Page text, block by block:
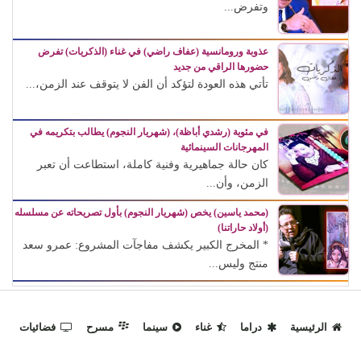
وتفرض...
عذوبة ورومانسية (عفاف راضي) في غناء (الذكريات) تفرض
حضورها الراقي من جديد
تأتي هذه العودة لتؤكد أن الفن لا يتوقف عند الزمن،...
في مئوية (رشدي أباظة)، (شهريار النجوم) يطالب بتكريمه في
المهرجانات السينمائية
كان حالة جماهيرية وفنية كاملة، استطاعت أن تعبر
الزمن، وأن...
(محمد ياسين) يخص (شهريار النجوم) بأول تصريحاته عن مسلسله
(أولاد حاراتنا)
* المخرج الكبير يكشف مفاجآت المشروع: عمرو سعد
منتج وليس...
الرئيسية دراما غناء سينما مسرح فضائيات